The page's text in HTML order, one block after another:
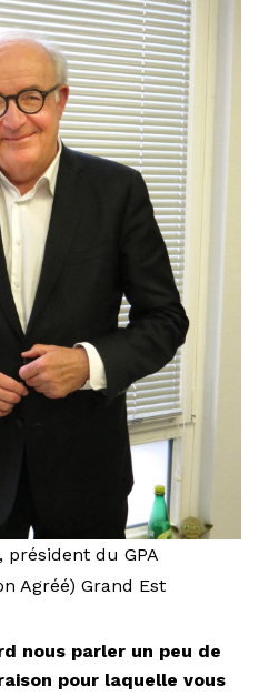
du GPA
Agréé) Grand Est
nous parler un peu de
pour laquelle vous